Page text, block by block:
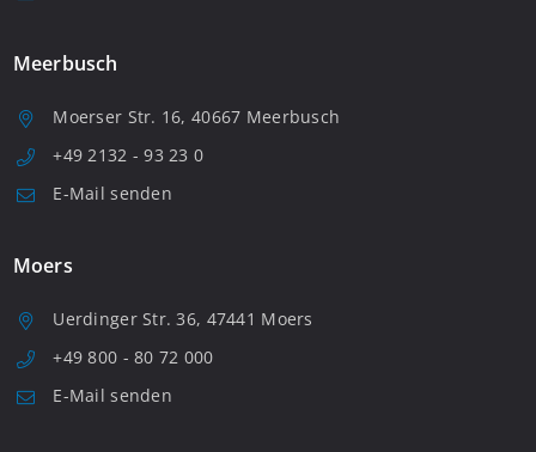
Meerbusch
Moerser Str. 16, 40667 Meerbusch
+49 2132 - 93 23 0
E-Mail senden
Moers
Uerdinger Str. 36, 47441 Moers
+49 800 - 80 72 000
E-Mail senden